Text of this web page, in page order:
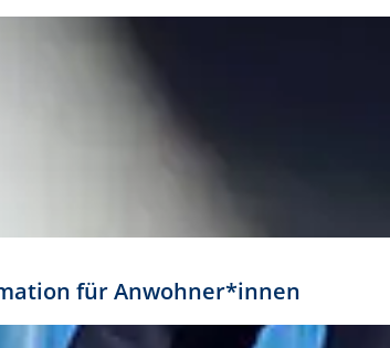
für Anwohner*innen